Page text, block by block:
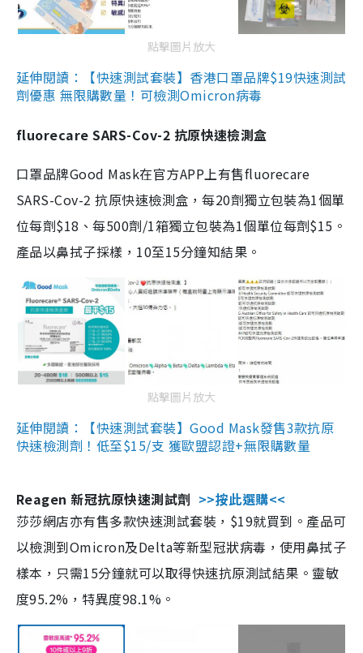
點擊圖片放大
延伸閱讀：【快速測試套裝】香港口罩品牌$19快速測試
劑優惠 無限購數量！可檢測Omicron病毒
fluorecare SARS-Cov-2 抗原快速檢測盒
口罩品牌Good Mask在官方APP上有售fluorecare
SARS-Cov-2 抗原快速檢測盒，每20劑獨立包裝為1個單
位每劑$18、每500劑/1箱獨立包裝為1個單位每劑$15。
產品以鼻拭子採樣，10至15分鐘知結果。
點擊圖片放大
延伸閱讀：【快速測試套裝】Good Mask發售3款抗原
快速檢測劑！低至$15/支 獲歐盟認證+無限購數量
Reagen 新冠抗原快速測試劑 >>按此選購<<
莎莎網店亦有售多款快速測試套裝，$19就買到。產品可
以檢測到Omicron及Delta等新型冠狀病毒，使用鼻拭子
樣本，只需15分鐘就可以取得快速抗原測試結果。靈敏
度95.2%，特異度98.1%。